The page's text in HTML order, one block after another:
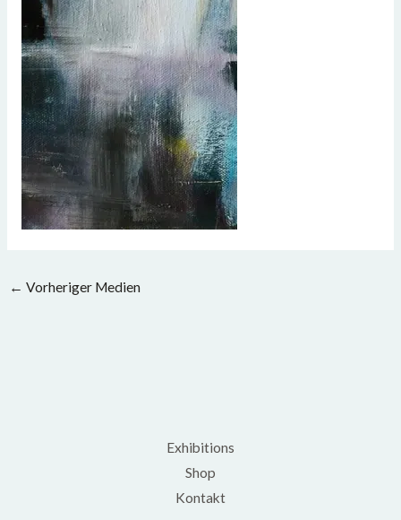
← Vorheriger Medien
Exhibitions
Shop
Kontakt